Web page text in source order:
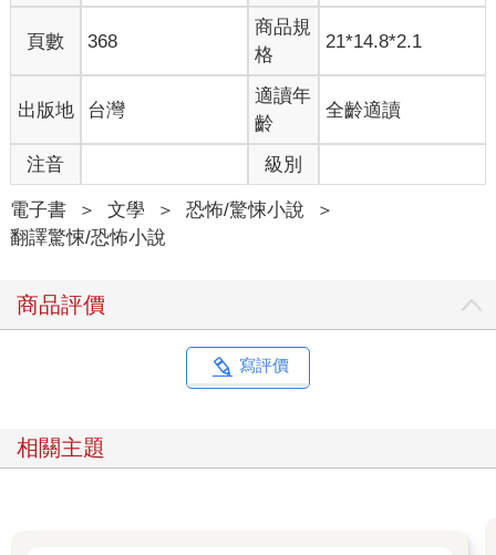
已經把需要對彼此說的所有話都說完了。甚至已經說得太多。
「把那東西關掉！」玫迪森悄聲說。陳禮按了個鈕，那個陰森的
聲音便停止了。接著，她走近我，在我旁邊蹲下。她的手伸向我
的肩膀，但是在碰觸到我之前打住。「懷利醫師？」她悄悄說，
手還懸在空中。「安妮？來，我們起來吧。」
我緩緩搖頭，眼睛瞪著地板。我無比精確地回想起所有手術室地
板上的聚合物塗層的屬性。這些只是無端佔用我腦內空間的無用
資訊，因為我是個外科醫師，是這片藍色拼磚地板的終端使用
者，而不是負責決定地板該用什麼塗料的人。
「安妮？」玫迪森又喊了一次我的名字，她的聲音充滿暖意，令
一塊浸血的腹部墊從手術檯上掉下來，弄髒了光可鑑人的地板，
離我的右腳尖只有幾吋遠。我把腿彎到身下，盯著那塊海綿墊，
彷彿上面的鮮血會朝我襲來。
玫迪森在柏格醫師的憤然怒視下退到一旁。
味深長地看了負責心臟超音波的迪恩醫師一眼。「我們去喝杯咖
頁數 368
商品規
格
21*14.8*2.1
出版地 台灣
適讀年
齡
全齡適讀
注音 級別
電子書 ＞ 文學 ＞ 恐怖/驚悚小說
＞
翻譯驚悚/恐怖小說
商品評價
寫評價
相關主題